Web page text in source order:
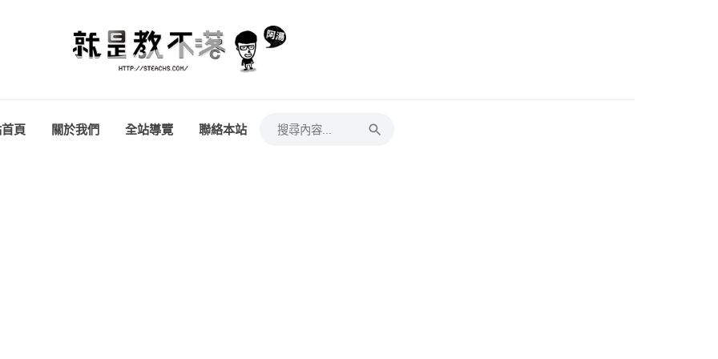
頁 關於我們 全站導覽 聯絡本站